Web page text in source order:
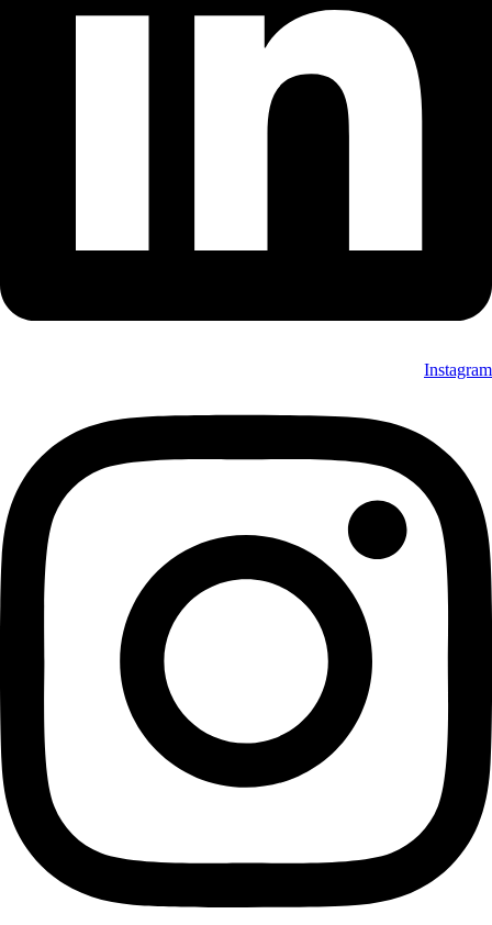
Instagram